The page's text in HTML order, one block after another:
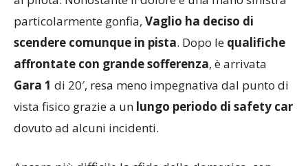
particolarmente gonfia,Vaglio ha deciso di
scendere comunque in pista. Dopo lequalifiche
affrontate con grande sofferenza, è arrivata
Gara 1di 20′, resa meno impegnativa dal punto di
vista fisico grazie a unlungo periodo di safety car
dovuto ad alcuni incidenti.